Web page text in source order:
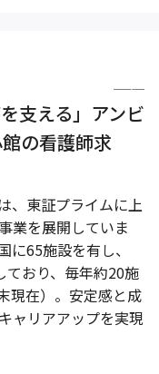
支える」アンビ
の看護師求
、東証プライムに上
業を展開していま
に65施設を有し、
おり、毎年約20施
現在）。安定感と成
ャリアアップを実現